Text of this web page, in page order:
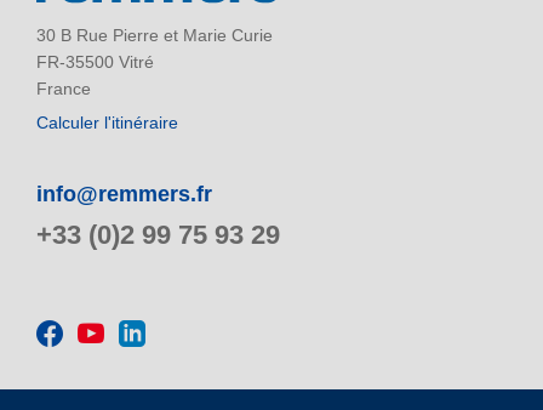
30 B Rue Pierre et Marie Curie
FR-35500 Vitré
France
Calculer l'itinéraire
info@remmers.fr
+33 (0)2 99 75 93 29